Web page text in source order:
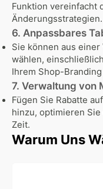
Funktion vereinfacht
Änderungsstrategien.
6. Anpassbares
Sie können aus
wählen,
Ihrem Shop-
7. Verwaltung von
Fügen Sie Rabatte
hinzu, optimieren
Zeit.
Warum Uns